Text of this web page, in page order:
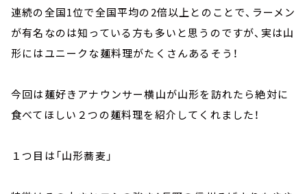
連続の全国1位で全国平均の2倍以上とのことで、ラーメン
が有名なのは知っている方も多いと思うのですが、実は山
形にはユニークな麺料理がたくさんあるそう！
今回は麺好きアナウンサー横山が山形を訪れたら絶対に
食べてほしい２つの麺料理を紹介してくれました！
１つ目は「山形蕎麦」